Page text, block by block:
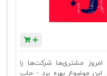
مشتری‌ها شرکت‌ها را
این موضوع بهره برد - چاپ